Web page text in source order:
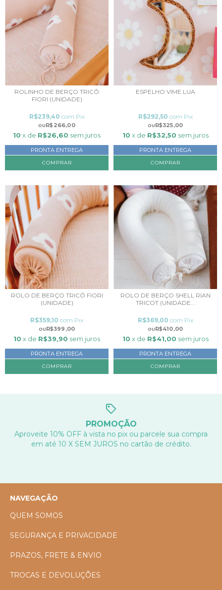
ROLINHO DE BERÇO TRICÔ
FIORI (UNIDADE)
R$266,00
R$239,40 com Pix
10 x de R$26,60 sem juros
PRONTA ENTREGA
COMPRAR
ESPELHO VIME LUA
R$325,00
R$292,50 com Pix
10 x de R$32,50 sem juros
PRONTA ENTREGA
ROLO DE BERÇO TRICÔ FIORI
(UNIDADE)
R$399,00
R$359,10 com Pix
10 x de R$39,90 sem juros
PRONTA ENTREGA
COMPRAR
ROLO DE BERÇO SHELL RIAN
TRICOT (UNIDADE...
R$410,00
R$369,00 com Pix
10 x de R$41,00 sem juros
PRONTA ENTREGA
COMPRAR
PROMOÇÃO
Aproveite 10% OFF à vista no pix ou parcele sua compra
em até 10 X SEM JUROS no cartão de crédito.
NAVEGAÇÃO
QUEM SOMOS
SEGURANÇA E PRIVACIDADE
PRAZOS, FRETE & ENVIO
TROCAS E DEVOLUÇÕES